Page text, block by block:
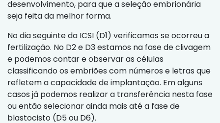
desenvolvimento, para que a seleção embrionária
seja feita da melhor forma.
No dia seguinte da ICSI (D1) verificamos se ocorreu a
fertilização. No D2 e D3 estamos na fase de clivagem
e podemos contar e observar as células
classificando os embriões com números e letras que
refletem a capacidade de implantação. Em alguns
casos já podemos realizar a transferência nesta fase
ou então selecionar ainda mais até a fase de
blastocisto (D5 ou D6).